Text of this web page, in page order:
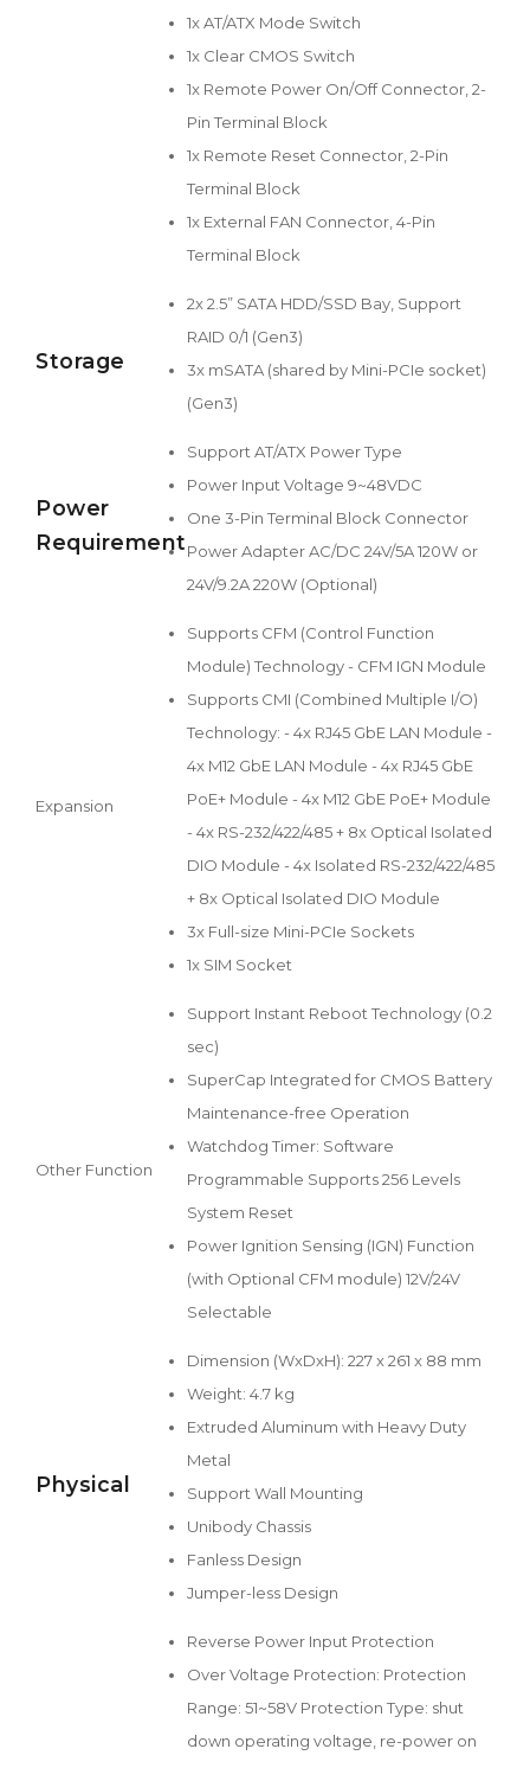
1x AT/ATX Mode Switch
1x Clear CMOS Switch
1x Remote Power On/Off Connector, 2-
Pin Terminal Block
1x Remote Reset Connector, 2-Pin
Terminal Block
1x External FAN Connector, 4-Pin
Terminal Block
Storage
2x 2.5” SATA HDD/SSD Bay, Support
RAID 0/1 (Gen3)
3x mSATA (shared by Mini-PCIe socket)
(Gen3)
Power
Requirement
Support AT/ATX Power Type
Power Input Voltage 9~48VDC
One 3-Pin Terminal Block Connector
Power Adapter AC/DC 24V/5A 120W or
24V/9.2A 220W (Optional)
Expansion
Supports CFM (Control Function
Module) Technology - CFM IGN Module
Supports CMI (Combined Multiple I/O)
Technology: - 4x RJ45 GbE LAN Module -
4x M12 GbE LAN Module - 4x RJ45 GbE
PoE+ Module - 4x M12 GbE PoE+ Module
- 4x RS-232/422/485 + 8x Optical Isolated
DIO Module - 4x Isolated RS-232/422/485
+ 8x Optical Isolated DIO Module
3x Full-size Mini-PCIe Sockets
1x SIM Socket
Other Function
Support Instant Reboot Technology (0.2
sec)
SuperCap Integrated for CMOS Battery
Maintenance-free Operation
Watchdog Timer: Software
Programmable Supports 256 Levels
System Reset
Power Ignition Sensing (IGN) Function
(with Optional CFM module) 12V/24V
Selectable
Physical
Dimension (WxDxH): 227 x 261 x 88 mm
Weight: 4.7 kg
Extruded Aluminum with Heavy Duty
Metal
Support Wall Mounting
Unibody Chassis
Fanless Design
Jumper-less Design
Reverse Power Input Protection
Over Voltage Protection: Protection
Range: 51~58V Protection Type: shut
down operating voltage, re-power on